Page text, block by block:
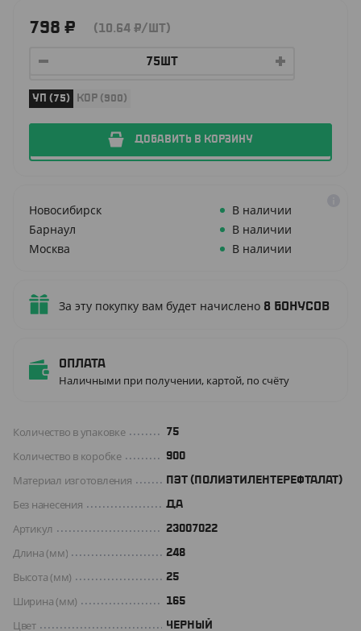
798 ₽ (10.64 ₽/ШТ)
УП (75) КОР (900)
ДОБАВИТЬ В КОРЗИНУ
Новосибирск
В наличии
Барнаул
В наличии
Москва
В наличии
За эту покупку вам будет начислено 8 бонусов
Оплата
Наличными при получении, картой, по счёту
Количество в упаковке 75
Количество в коробке 900
Материал изготовления ПЭТ (ПОЛИЭТИЛЕНТЕРЕФТАЛАТ)
Без нанесения ДА
Артикул 23007022
Длина (мм) 248
Высота (мм) 25
Ширина (мм) 165
Цвет ЧЕРНЫЙ